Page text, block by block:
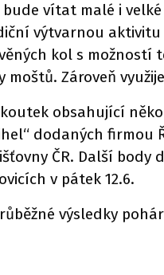
bude vítat malé i
výtvarnou
kol s možností
Zároveň
obsahující
dodaných
ČR. Další body
v pátek 12.6.
výsledky